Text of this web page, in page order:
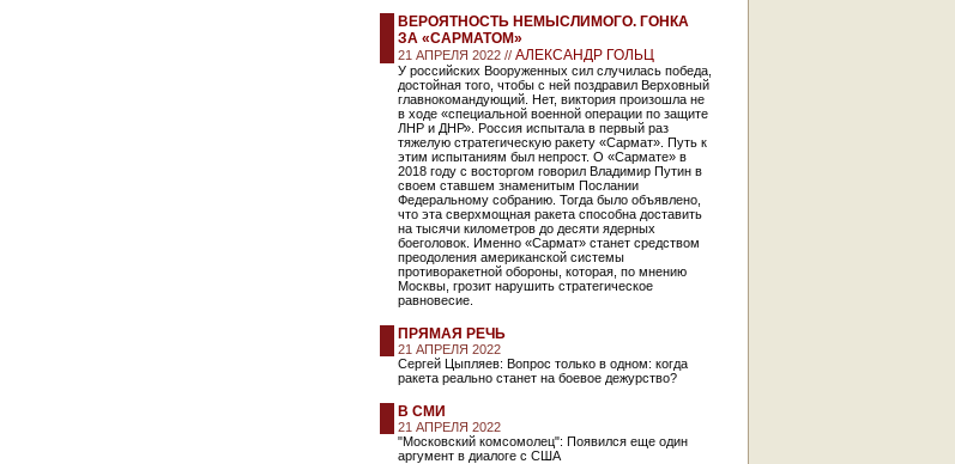
ВЕРОЯТНОСТЬ НЕМЫСЛИМОГО. ГОНКА
ЗА «САРМАТОМ»
21 АПРЕЛЯ 2022 // АЛЕКСАНДР ГОЛЬЦ
У российских Вооруженных сил случилась победа,
достойная того, чтобы с ней поздравил Верховный
главнокомандующий. Нет, виктория произошла не
в ходе «специальной военной операции по защите
ЛНР и ДНР». Россия испытала в первый раз
тяжелую стратегическую ракету «Сармат». Путь к
этим испытаниям был непрост. О «Сармате» в
2018 году с восторгом говорил Владимир Путин в
своем ставшем знаменитым Послании
Федеральному собранию. Тогда было объявлено,
что эта сверхмощная ракета способна доставить
на тысячи километров до десяти ядерных
боеголовок. Именно «Сармат» станет средством
преодоления американской системы
противоракетной обороны, которая, по мнению
Москвы, грозит нарушить стратегическое
равновесие.
ПРЯМАЯ РЕЧЬ
21 АПРЕЛЯ 2022
Сергей Цыпляев: Вопрос только в одном: когда
ракета реально станет на боевое дежурство?
В СМИ
21 АПРЕЛЯ 2022
"Московский комсомолец": Появился еще один
аргумент в диалоге с США